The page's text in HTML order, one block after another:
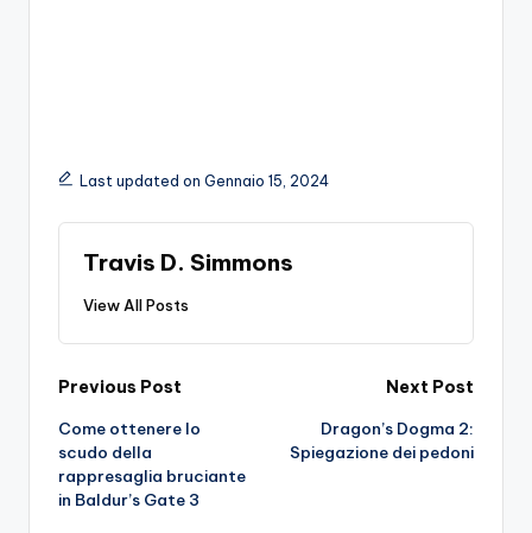
Last updated on Gennaio 15, 2024
Travis D. Simmons
View All Posts
Post
navigation
Previous Post
Come ottenere lo
scudo della
rappresaglia bruciante
in Baldur’s Gate 3
Next Post
Dragon’s Dogma 2:
Spiegazione dei pedoni